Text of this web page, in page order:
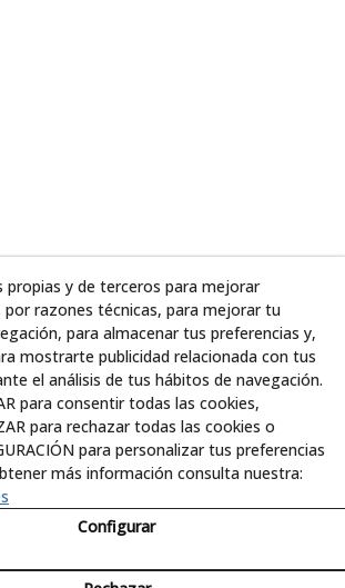
propias y de terceros para mejorar
por razones técnicas, para mejorar tu
para almacenar tus preferencias y,
mostrarte publicidad relacionada con tus
el análisis de tus hábitos de navegación.
para consentir todas las cookies,
para rechazar todas las cookies o
para personalizar tus preferencias
más información consulta nuestra:
Configurar